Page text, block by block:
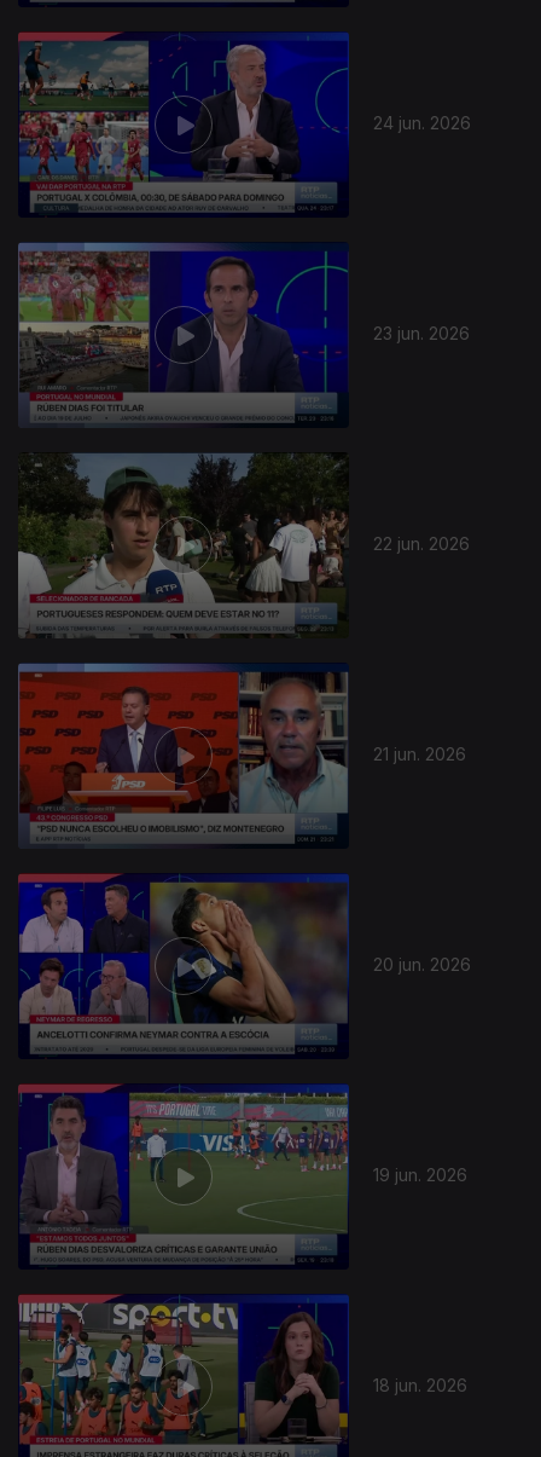
24 jun. 2026
23 jun. 2026
22 jun. 2026
21 jun. 2026
20 jun. 2026
19 jun. 2026
18 jun. 2026